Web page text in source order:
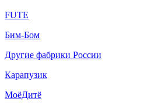
FUTE
Бим-Бом
Другие фабрики России
Карапузик
МоёДитё